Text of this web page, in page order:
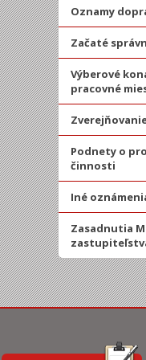
Oznamy
Začaté
Výberové
pracovné
Podnety o
činnosti
Iné
Zasadnutia